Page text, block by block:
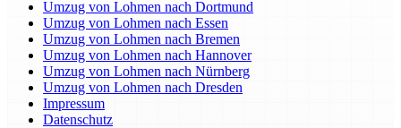
Umzug von Lohmen nach Dortmund
Umzug von Lohmen nach Essen
Umzug von Lohmen nach Bremen
Umzug von Lohmen nach Hannover
Umzug von Lohmen nach Nürnberg
Umzug von Lohmen nach Dresden
Impressum
Datenschutz